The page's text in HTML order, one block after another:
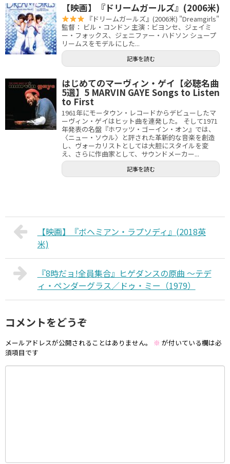
【映画】『ドリームガールズ』(2006米)
『ドリームガールズ』(2006米) "Dreamgirls"
監督： ビル・コンドン 主演：ビヨンセ、ジェイミ
ー・フォックス、ジェニファー・ハドソン シュープ
リームスをモデルにした...
記事を読む
はじめてのマーヴィン・ゲイ【必聴名曲
5選】5 MARVIN GAYE Songs to Listen
to First
1961年にモータウン・レコードからデビューしたマ
ーヴィン・ゲイはヒット曲を連発した。 そして1971
年発表の名盤『ホワッツ・ゴーイン・オン』では、
〈ニュー・ソウル〉と評された革新的な音楽を創造
し、ヴォーカリストとしては大胆にスタイルを変
え、さらに作曲家として、サウンドメーカー...
記事を読む
【映画】『ボヘミアン・ラプソディ』(2018英
米)
『8時だョ!全員集合』ヒゲダンスの原曲 〜テデ
ィ・ペンダーグラス／ドゥ・ミー（1979）
コメントをどうぞ
メールアドレスが公開されることはありません。 ※ が付いている欄は必
須項目です